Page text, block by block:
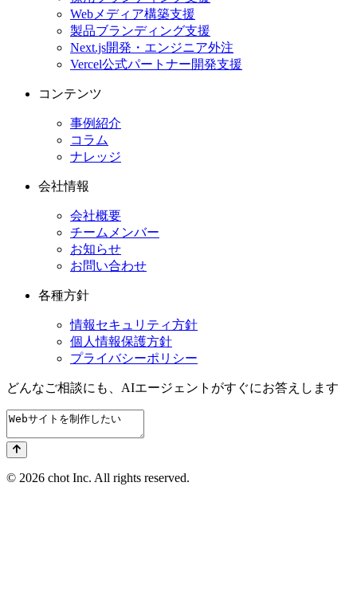
Webメディア構築支援
製品ブランディング支援
Next.js開発・エンジニア外注
Vercel公式パートナー開発支援
コンテンツ
事例紹介
コラム
ナレッジ
会社情報
会社概要
チームメンバー
お知らせ
お問い合わせ
各種方針
情報セキュリティ方針
個人情報保護方針
プライバシーポリシー
どんなご相談にも、 AIエージェントがすぐにお答えします
© 2026 chot Inc. All rights reserved.